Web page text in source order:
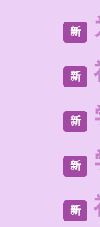
新
新
新
新
新